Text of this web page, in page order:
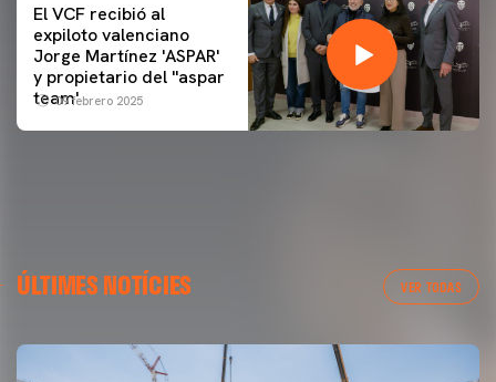
El VCF recibió al
expiloto valenciano
Jorge Martínez 'ASPAR'
y propietario del ''aspar
team'
09 febrero 2025
ÚLTIMES NOTÍCIES VER TODAS